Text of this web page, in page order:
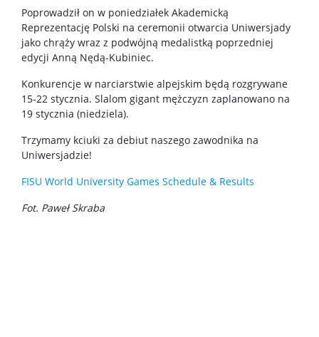
Poprowadził on w poniedziałek Akademicką
Reprezentację Polski na ceremonii otwarcia Uniwersjady
jako chrąży wraz z podwójną medalistką poprzedniej
edycji Anną Nędą-Kubiniec.
Konkurencje w narciarstwie alpejskim będą rozgrywane
15-22 stycznia. Slalom gigant mężczyzn zaplanowano na
19 stycznia (niedziela).
Trzymamy kciuki za debiut naszego zawodnika na
Uniwersjadzie!
FISU World University Games Schedule & Results
Fot. Paweł Skraba